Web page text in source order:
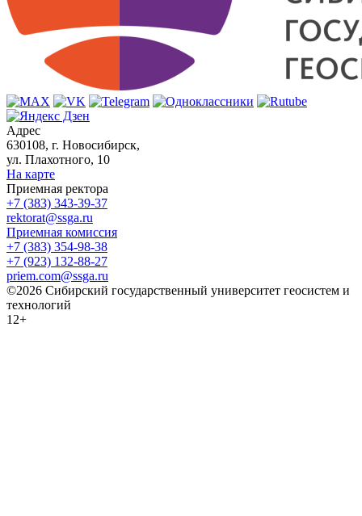
Адрес
630108, г. Новосибирск,
ул. Плахотного, 10
На карте
Приемная ректора
+7 (383) 343-39-37
rektorat@ssga.ru
Приемная комиссия
+7 (383) 354-98-38
+7 (923) 132-88-27
priem.com@ssga.ru
©2026 Сибирский государственный университет геосистем и
технологий
12+